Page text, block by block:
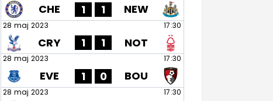
CHE 1 1 NEW
28 maj 2023 17:30
CRY 1 1 NOT
28 maj 2023 17:30
EVE 1 0 BOU
28 maj 2023 17:30